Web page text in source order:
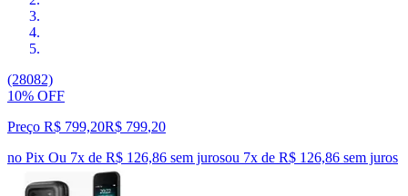
(28082)
10% OFF
Preço R$ 799,20R$ 799,20
no Pix Ou 7x de R$ 126,86 sem jurosou 7x de R$ 126,86 sem juros